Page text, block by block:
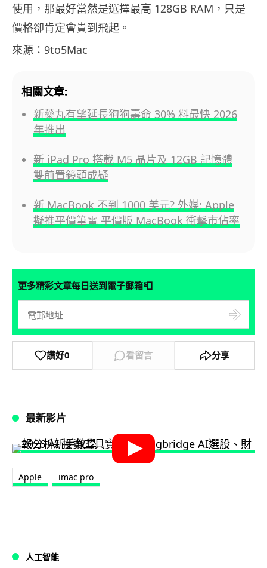
使用，那最好當然是選擇最高 128GB RAM，只是
價格卻肯定會貴到飛起。
來源：9to5Mac
相關文章:
新藥丸有望延長狗狗壽命 30% 料最快 2026
年推出
新 iPad Pro 搭載 M5 晶片及 12GB 記憶體
雙前置鏡頭成疑
新 MacBook 不到 1000 美元? 外媒: Apple
擬推平價筆電 平價版 MacBook 衝擊市佔率
更多精彩文章每日送到電子郵箱📮
讚好0 看留言 分享
最新影片
Apple imac pro
人工智能